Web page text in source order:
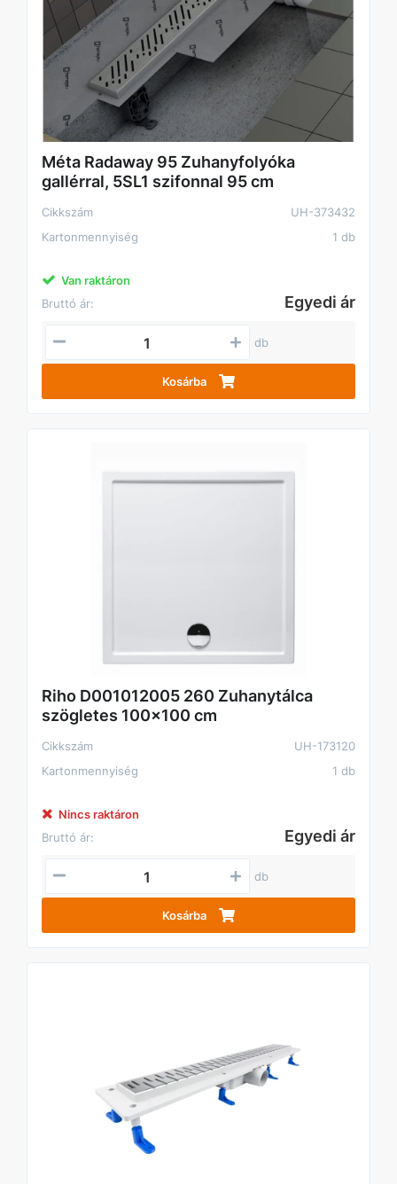
Méta Radaway 95 Zuhanyfolyóka
gallérral, 5SL1 szifonnal 95 cm
Cikkszám
UH-373432
Kartonmennyiség
1 db
Van raktáron
Bruttó ár:
Egyedi ár
db
Kosárba
Riho D001012005 260 Zuhanytálca
szögletes 100x100 cm
Cikkszám
UH-173120
Kartonmennyiség
1 db
Nincs raktáron
Bruttó ár:
Egyedi ár
db
Kosárba